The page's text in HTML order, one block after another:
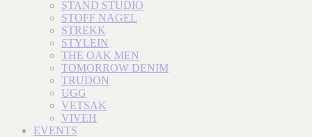
STAND STUDIO
STOFF NAGEL
STREKK
STYLEIN
THE OAK MEN
TOMORROW DENIM
TRUDON
UGG
VETSAK
VIVEH
EVENTS